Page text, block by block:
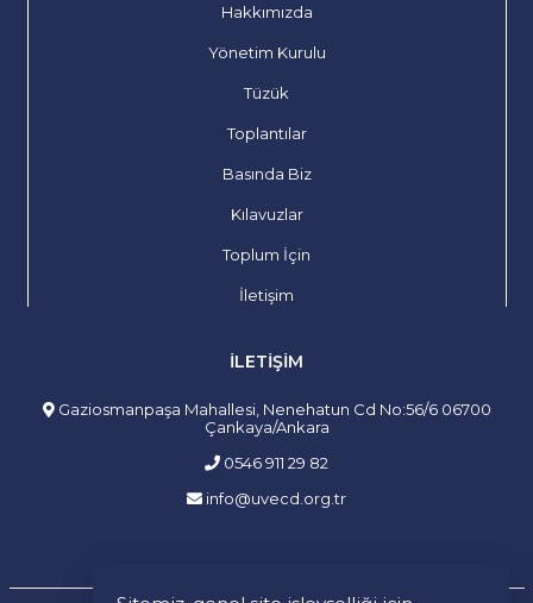
Hakkımızda
Yönetim Kurulu
Tüzük
Toplantılar
Basında Biz
Kılavuzlar
Toplum İçin
İletişim
İLETIŞIM
Gaziosmanpaşa Mahallesi, Nenehatun Cd No:56/6 06700
Çankaya/Ankara
0546 911 29 82
info@uvecd.org.tr